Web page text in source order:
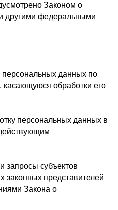
Законом о
другими федеральными
персональных данных по
обработки его
персональных данных в
запросы субъектов
законных представителей
Закона о